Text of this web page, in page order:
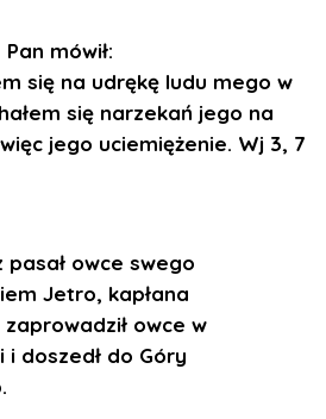
Pan mówił:
się na udrękę ludu mego w
się narzekań jego na
jego uciemiężenie. Wj 3, 7
pasał owce swego
Jetro, kapłana
owce w
i doszedł do Góry